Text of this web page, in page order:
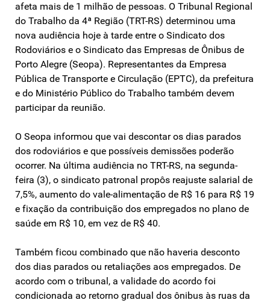
afeta mais de 1 milhão de pessoas. O Tribunal Regional
do Trabalho da 4ª Região (TRT-RS) determinou uma
nova audiência hoje à tarde entre o Sindicato dos
Rodoviários e o Sindicato das Empresas de Ônibus de
Porto Alegre (Seopa). Representantes da Empresa
Pública de Transporte e Circulação (EPTC), da prefeitura
e do Ministério Público do Trabalho também devem
participar da reunião.
O Seopa informou que vai descontar os dias parados
dos rodoviários e que possíveis demissões poderão
ocorrer. Na última audiência no TRT-RS, na segunda-
feira (3), o sindicato patronal propôs reajuste salarial de
7,5%, aumento do vale-alimentação de R$ 16 para R$ 19
e fixação da contribuição dos empregados no plano de
saúde em R$ 10, em vez de R$ 40.
Também ficou combinado que não haveria desconto
dos dias parados ou retaliações aos empregados. De
acordo com o tribunal, a validade do acordo foi
condicionada ao retorno gradual dos ônibus às ruas da